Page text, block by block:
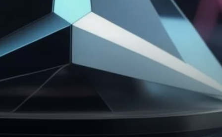
boursière, est récemment
entrée dans une phase de
consolidation…